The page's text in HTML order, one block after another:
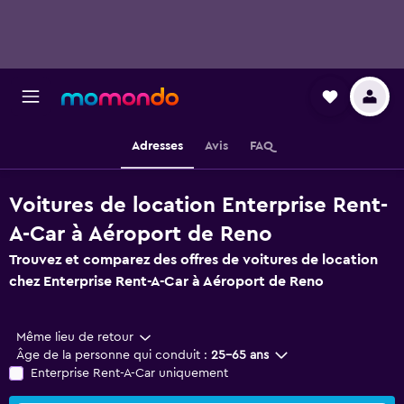
Adresses Avis FAQ
Voitures de location Enterprise Rent-
A-Car à Aéroport de Reno
Trouvez et comparez des offres de voitures de location
chez Enterprise Rent-A-Car à Aéroport de Reno
Même lieu de retour
Âge de la personne qui conduit : 25-65 ans
Enterprise Rent-A-Car uniquement